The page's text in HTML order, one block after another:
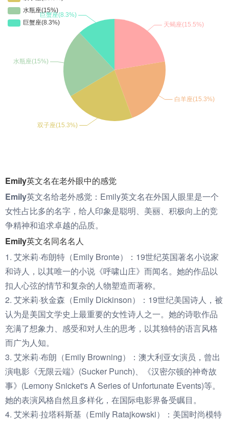
Emily英文名在老外眼中的感觉
Emily英文名给老外感觉： Emily英文名在外国人眼里是一个
女性占比多的名字，给人印象是聪明、美丽、积极向上的竞
争精神和追求卓越的品质。
Emily英文名同名名人
1. 艾米莉·布朗特（Emily Bronte）：19世纪英国著名小说家
和诗人，以其唯一的小说《呼啸山庄》而闻名。她的作品以
扣人心弦的情节和复杂的人物塑造而著称。
2. 艾米莉·狄金森（Emily Dickinson）：19世纪美国诗人，被
认为是美国文学史上最重要的女性诗人之一。她的诗歌作品
充满了想象力、感受和对人生的思考，以其独特的语言风格
而广为人知。
3. 艾米莉·布朗（Emily Browning）：澳大利亚女演员，曾出
演电影《无限云端》(Sucker Punch)、《汉密尔顿的神奇故
事》(Lemony Snicket's A Series of Unfortunate Events)等。
她的表演风格自然且多样化，在国际电影界备受瞩目。
4. 艾米莉·拉塔科斯基（Emily Ratajkowski）：美国时尚模特